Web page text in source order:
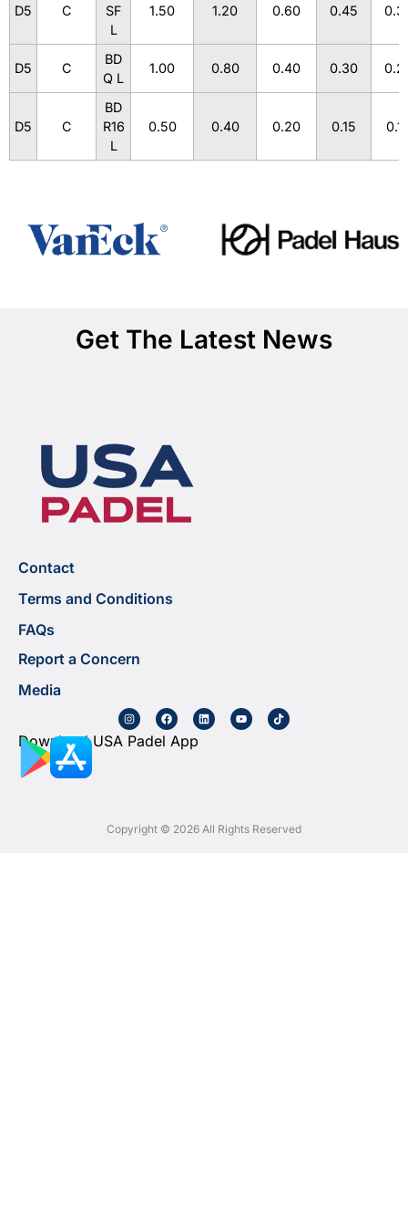
D5 C
SF
L
1.50 1.20 0.60 0.45
D5 C
BD
Q L
1.00 0.80 0.40 0.30
D5 C
BD
R16
L
0.50 0.40 0.20 0.15
Get The Latest News
Contact
Terms and Conditions
FAQs
Report a Concern
Media
Download USA Padel App
Copyright © 2026 All Rights Reserved